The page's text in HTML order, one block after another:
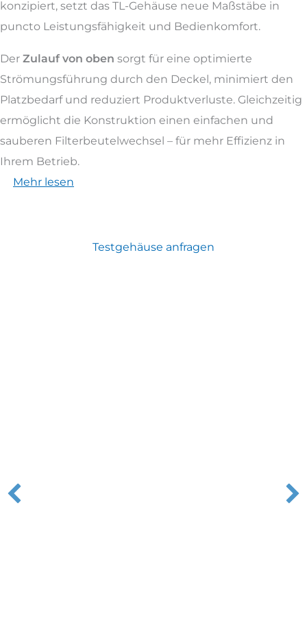
konzipiert, setzt das TL-Gehäuse neue Maßstäbe in
puncto Leistungsfähigkeit und Bedienkomfort.
Der Zulauf von oben sorgt für eine optimierte
Strömungsführung durch den Deckel, minimiert den
Platzbedarf und reduziert Produktverluste. Gleichzeitig
ermöglicht die Konstruktion einen einfachen und
sauberen Filterbeutelwechsel – für mehr Effizienz in
Ihrem Betrieb.
Mehr lesen
Testgehäuse anfragen